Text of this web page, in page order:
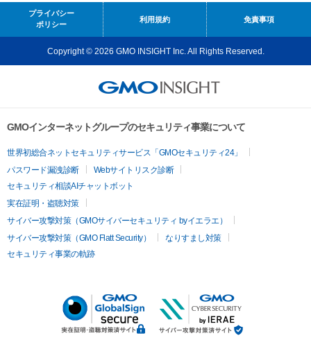
プライバシー
ポリシー
利用規約 免責事項
Copyright © 2026 GMO INSIGHT Inc. All Rights Reserved.
GMOインターネットグループのセキュリティ事業について
世界初総合ネットセキュリティサービス「GMOセキュリティ24」
パスワード漏洩診断
Webサイトリスク診断
セキュリティ相談AIチャットボット
実在証明・盗聴対策
サイバー攻撃対策（GMOサイバーセキュリティ byイエラエ）
サイバー攻撃対策（GMO Flatt Security）
なりすまし対策
セキュリティ事業の軌跡